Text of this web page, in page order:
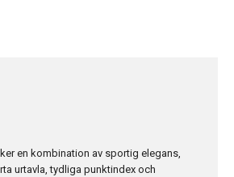
en kombination av sportig elegans,
urtavla, tydliga punktindex och